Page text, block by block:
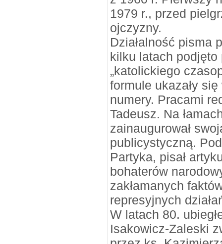
1979 r., przed
ojczyzny.
Działalność pisma
kilku latach
„katolickiego
formule ukazały
numery. Pracami
Tadeusz. Na
zainaugurował
publicystyczną.
Partyka, pisał
bohaterów
zakłamanych
represyjnych
W latach 80.
Isakowicz-Zaleski